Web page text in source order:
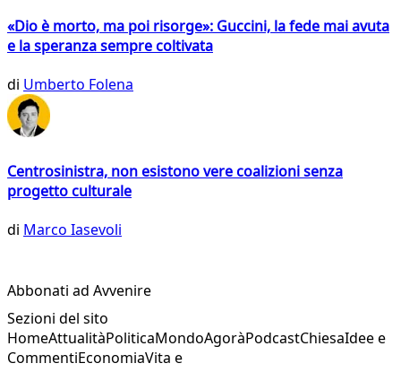
«Dio è morto, ma poi risorge»: Guccini, la fede mai avuta
e la speranza sempre coltivata
di Umberto Folena
Centrosinistra, non esistono vere coalizioni senza
progetto culturale
di Marco Iasevoli
Abbonati ad Avvenire
Sezioni del sito
HomeAttualitàPoliticaMondoAgoràPodcastChiesaIdee e
CommentiEconomiaVita e